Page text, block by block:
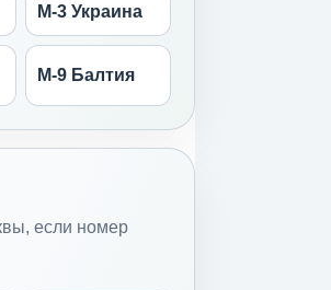
М-3 Украина
М-9 Балтия
если номер